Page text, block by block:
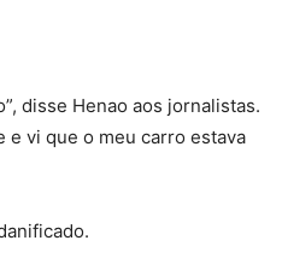
disse Henao aos jornalistas.
e vi que o meu carro estava